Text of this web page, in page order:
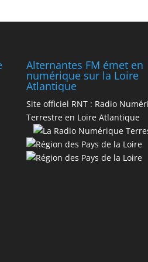
Alternantes FM émet en
numérique sur la Loire
Atlantique
Site officiel RNT : Radio
Terrestre en Loire Atlantique